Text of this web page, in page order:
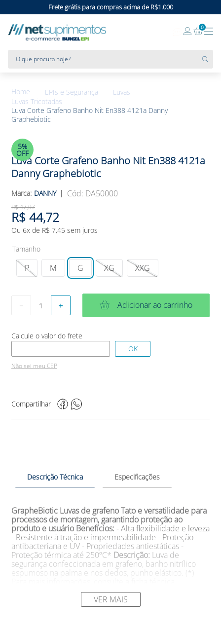
Frete grátis para compras acima de R$1.000
0
EPIs e Segurança
Luvas
Luvas Tricotadas
Luva Corte Grafeno Banho Nit En388 4121a Danny
Graphebiotic
5%
OFF
Luva Corte Grafeno Banho Nit En388 4121a
Danny Graphebiotic
DANNY : DA50000
R$47,07
R$ 44,72
Ou 6x de R$ 7,45 sem juros
Tamanho
P M G XG XXG
＋ Adicionar ao carrinho
Não sei meu CEP
Compartilhar
Descrição Técnica Especificações
GrapheBiotic Luvas de grafenoTato e versatilidade para
processos de montagem, garantindo proteção ao
produto e usuário Benefícios: - Alta flexibilidade e leveza
- Resistente à tração e impermeabilidade - Proteção
antibacteriana e UV - Propriedades antiestáticas -
Proteção térmica até 250ºC* Descrição: Luva de
segurança confeccionada em grafeno, banho nitrílico
espumoso na palma e nos dedos, punho elástico. (*)
- Manuseio de peças secas ou levemente
oleadas - Peças com alta temperatura até 250°C* -
Atividades que exigem sensibilidade tátil e aderência -
VER MAIS